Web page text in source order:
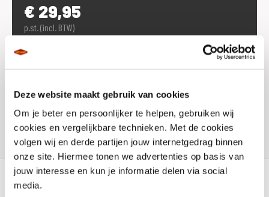
Deze website maakt gebruik van cookies
Om je beter en persoonlijker te helpen, gebruiken wij
cookies en vergelijkbare technieken. Met de cookies
volgen wij en derde partijen jouw internetgedrag binnen
onze site. Hiermee tonen we advertenties op basis van
jouw interesse en kun je informatie delen via social
media.
€ 29,95
p.st. (incl. BTW)
Dit product is (tijdeljk) niet online te bestellen.
Voorraad vestigingen
Check de voorraad eenvoudig en snel online
Aanvullende informatie Winkelvoorraad